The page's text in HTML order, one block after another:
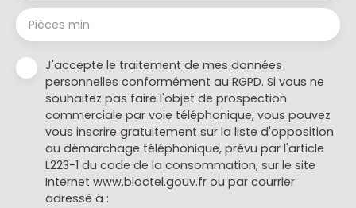
Pièces min
J'accepte le traitement de mes données
personnelles conformément au RGPD. Si vous ne
souhaitez pas faire l'objet de prospection
commerciale par voie téléphonique, vous pouvez
vous inscrire gratuitement sur la liste d'opposition
au démarchage téléphonique, prévu par l'article
L223-1 du code de la consommation, sur le site
Internet www.bloctel.gouv.fr ou par courrier
adressé à :